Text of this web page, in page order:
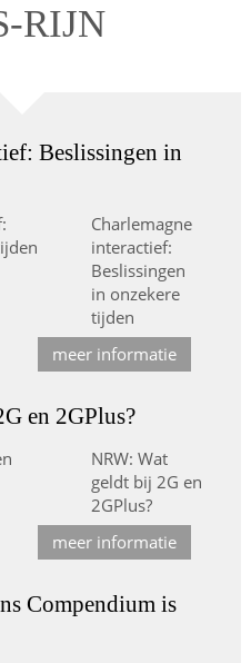
RIJN
Beslissingen in
Charlemagne
interactief:
Beslissingen
in onzekere
tijden
meer informatie
en 2GPlus?
NRW: Wat
geldt bij 2G en
2GPlus?
meer informatie
Compendium is